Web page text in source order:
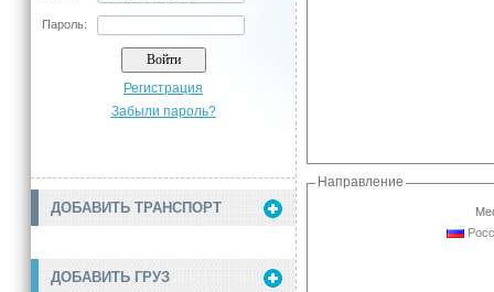
Пароль:
Регистрация
Забыли пароль?
ДОБАВИТЬ ТРАНСПОРТ
ДОБАВИТЬ ГРУЗ
Направление